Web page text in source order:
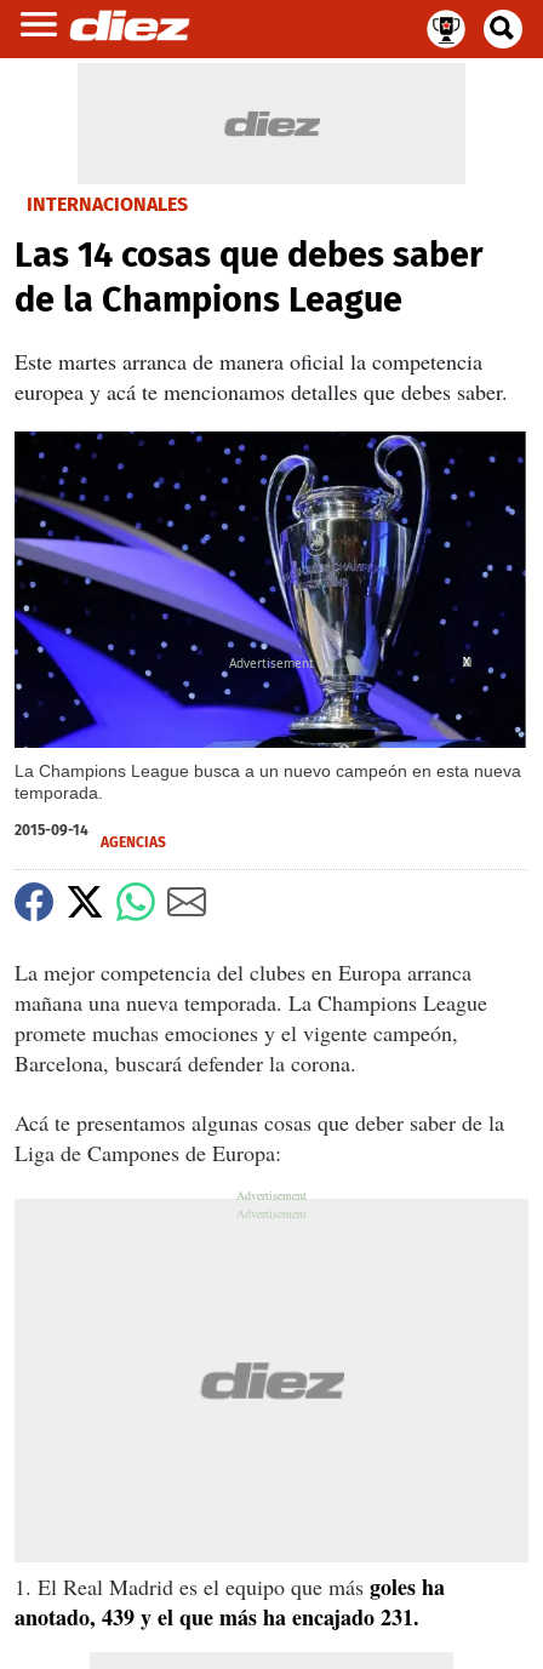
INTERNACIONALES
Las 14 cosas que debes saber
de la Champions League
Este martes arranca de manera oficial la competencia
europea y acá te mencionamos detalles que debes saber.
La Champions League busca a un nuevo campeón en esta nueva
temporada.
X
X
X
2015-09-14
AGENCIAS
La mejor competencia del clubes en Europa arranca
mañana una nueva temporada. La Champions League
promete muchas emociones y el vigente campeón,
Barcelona, buscará defender la corona.
Acá te presentamos algunas cosas que deber saber de la
Liga de Campones de Europa:
1. El Real Madrid es el equipo que más goles ha
anotado, 439 y el que más ha encajado 231.